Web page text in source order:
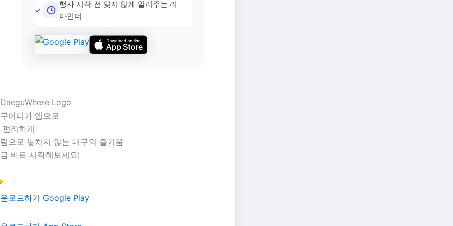
행사 시작 전 잊지 않게 알려주는 리
마인더
어디가 앱으로
편리하게
으로 놓치지 않는 대구의 즐거움
바로 시작해보세요!
로드하기 Google Play